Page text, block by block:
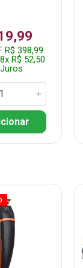
R$ 398,99
R$ 52,50